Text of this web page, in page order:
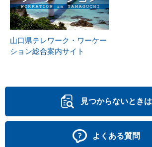
山口県テレワーク・ワーケー
ション総合案内サイト
見つからないときは
よくある質問